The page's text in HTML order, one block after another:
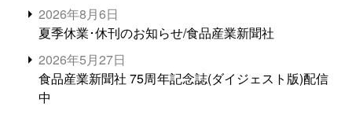
2026年8月6日
夏季休業･休刊のお知らせ/食品産業新聞社
2026年5月27日
食品産業新聞社 75周年記念誌(ダイジェスト版)配信
中